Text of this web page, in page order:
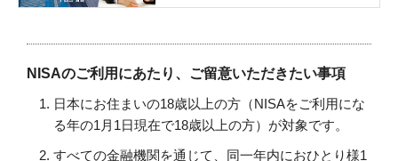
NISAのご利用にあたり、ご留意いただきたい事項
日本にお住まいの18歳以上の方（NISAをご利用にな
る年の1月1日現在で18歳以上の方）が対象です。
すべての金融機関を通じて、同一年内におひとり様1